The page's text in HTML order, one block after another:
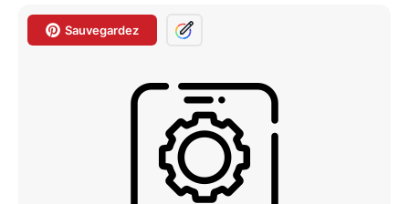
Sauvegardez